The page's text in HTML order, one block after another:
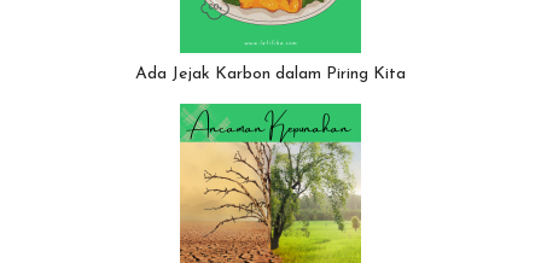
Ada Jejak Karbon dalam Piring Kita